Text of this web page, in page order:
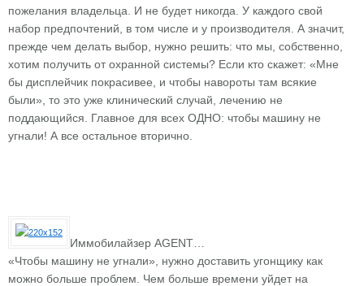
пожелания владельца. И не будет никогда. У каждого свой
набор предпочтений, в том числе и у производителя. А значит,
прежде чем делать выбор, нужно решить: что мы, собственно,
хотим получить от охранной системы? Если кто скажет: «Мне
бы дисплейчик покрасивее, и чтобы навороты там всякие
были», то это уже клинический случай, лечению не
поддающийся. Главное для всех ОДНО: чтобы машину не
угнали! А все остальное вторично.
Иммобилайзер AGENT…
«Чтобы машину не угнали», нужно доставить угонщику как
можно больше проблем. Чем больше времени уйдет на